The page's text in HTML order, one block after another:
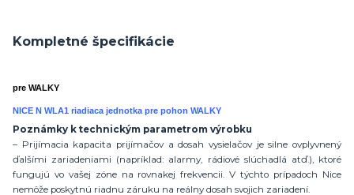
Kompletné špecifikácie
pre WALKY
NICE N WLA1 riadiaca jednotka pre pohon WALKY
Poznámky k technickým parametrom výrobku
– Prijímacia kapacita prijímačov a dosah vysielačov je silne ovplyvnený
ďalšími zariadeniami (napríklad: alarmy, rádiové slúchadlá atď.), ktoré
fungujú vo vašej zóne na rovnakej frekvencii. V týchto prípadoch Nice
nemôže poskytnú riadnu záruku na reálny dosah svojich zariadení.